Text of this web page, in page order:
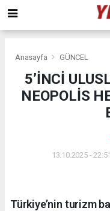
Anasayfa GÜNCEL
5’İNCİ
NEOPOLİS
13.10.2025 -
Türkiye’nin turizm